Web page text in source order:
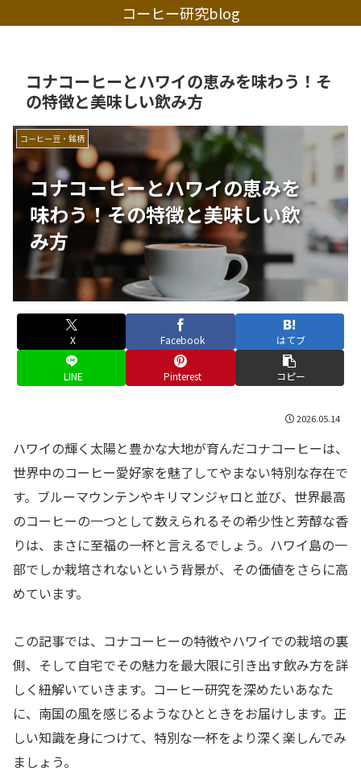
コーヒー研究blog
コナコーヒーとハワイの恵みを味わう！そ
の特徴と美味しい飲み方
コナコーヒーとハワイの恵みを
味わう！その特徴と美味しい飲
み方
コーヒー豆・銘柄
X Facebook はてブ
LINE Pinterest コピー
2026.05.14
ハワイの輝く太陽と豊かな大地が育んだコナコーヒーは、
世界中のコーヒー愛好家を魅了してやまない特別な存在で
す。ブルーマウンテンやキリマンジャロと並び、世界最高
のコーヒーの一つとして数えられるその希少性と芳醇な香
りは、まさに至福の一杯と言えるでしょう。ハワイ島の一
部でしか栽培されないという背景が、その価値をさらに高
めています。
この記事では、コナコーヒーの特徴やハワイでの栽培の裏
側、そして自宅でその魅力を最大限に引き出す飲み方を詳
しく紐解いていきます。コーヒー研究を深めたいあなた
に、南国の風を感じるようなひとときをお届けします。正
しい知識を身につけて、特別な一杯をより深く楽しんでみ
ましょう。